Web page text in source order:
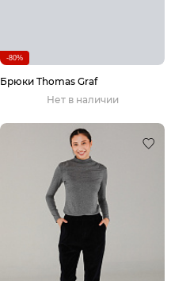
-80%
Брюки Thomas Graf
Нет в наличии